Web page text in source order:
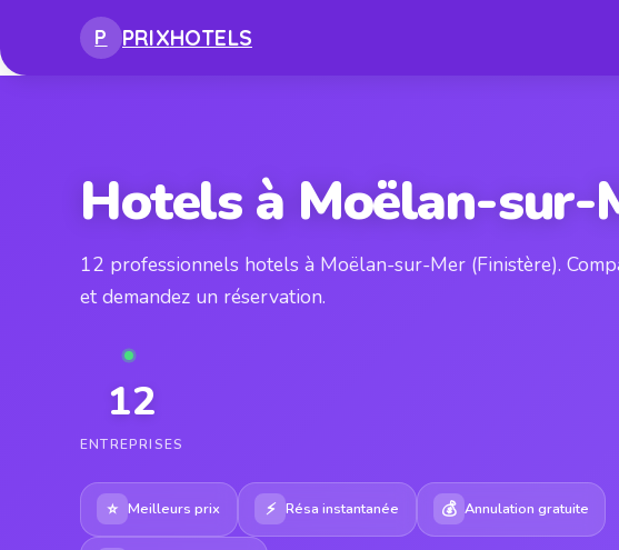
P PRIXHOTELS
Hotels à Moëlan-sur-
12 professionnels hotels à Moëlan-sur-Mer (Finistère).
et demandez un réservation.
12
ENTREPRISES
⭐ Meilleurs prix ⚡ Résa instantanée 💰 Annulation gratuite